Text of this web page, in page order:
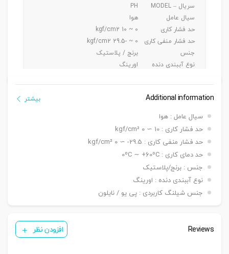
سریال – MODEL
PH
سیال عامل
هوا
حد فشار کاری
0 ~ 10 kgf/cm2
حد فشار منفی کاری
0 ~ -29.5 kgf/cm2
جنس
برنج / پلاستیک
نوع آببندی دنده
اورینگ
Additional information
سیال عامل : هوا
حد فشار کاری : 10 ∼ 0 kgf/cm²
حد فشار منفی کاری : 29.5- ∼ 0 kgf/cm²
حد دمای کاری : 0ºC ∼ +60ºC
جنس : برنج/پلاستیک
نوع آببندی دنده : اورینگ
جنس شیلنگ کاربردی : پی یو / نایلون
بیشتر
Reviews افزودن نظر